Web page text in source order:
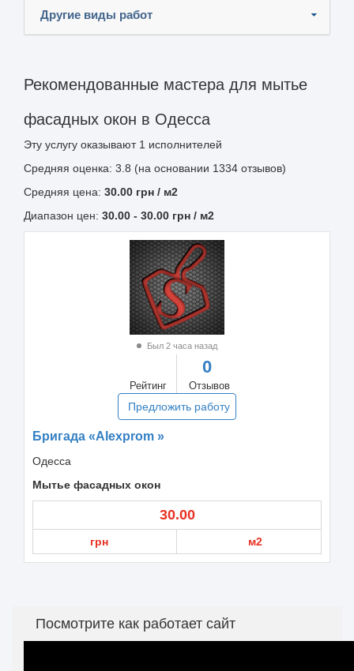
Другие виды работ
Рекомендованные мастера для мытье
фасадных окон в Одесса
Эту услугу оказывают 1 исполнителей
Средняя оценка: 3.8 (на основании 1334 отзывов)
Средняя цена: 30.00 грн / м2
Диапазон цен: 30.00 - 30.00 грн / м2
Был 2 часа назад
Рейтинг
0
Отзывов
Предложить работу
Бригада «Alexprom »
Одесса
Мытье фасадных окон
30.00
грн м2
Посмотрите как работает сайт